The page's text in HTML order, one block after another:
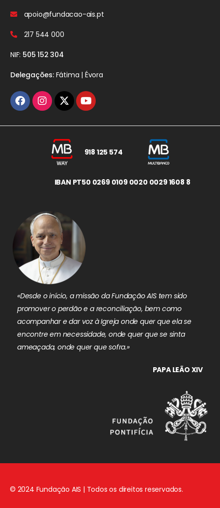
apoio@fundacao-ais.pt
217 544 000
NIF: 505 152 304
Delegações:Fátima | Évora
918 125 574
IBAN PT50 0269 0109 0020 0029 1608 8
«Desde o início, a missão da Fundação AIS tem sido
promover o perdão e a reconciliação, bem como
acompanhar e dar voz à Igreja onde quer que ela se
encontre em necessidade, onde quer que se sinta
ameaçada, onde quer que sofra.»
PAPA LEÃO XIV
© 2024 Fundação AIS | Todos os direitos reservados.